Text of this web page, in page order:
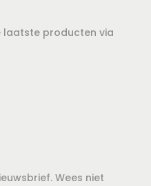
laatste producten via
Wees niet